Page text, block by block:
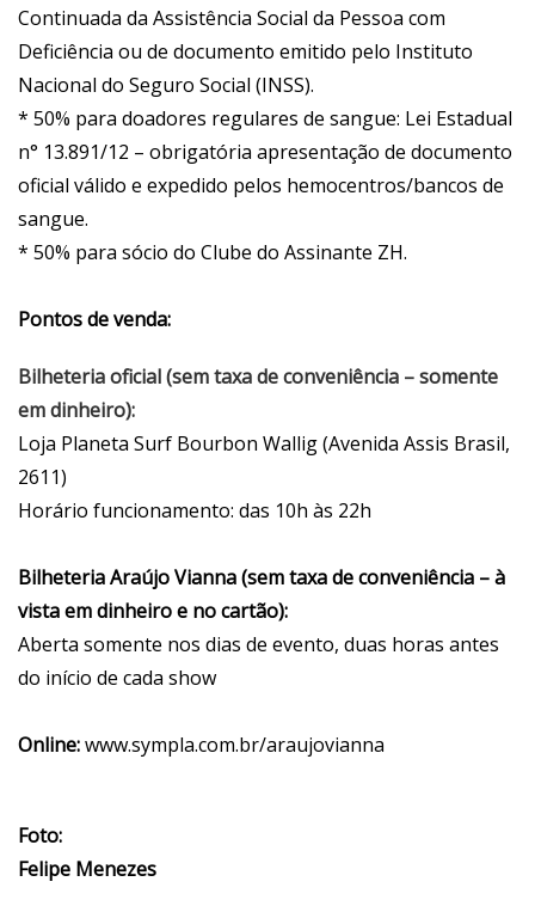
Continuada da Assistência Social da Pessoa com
Deficiência ou de documento emitido pelo Instituto
Nacional do Seguro Social (INSS).
* 50% para doadores regulares de sangue: Lei Estadual
n° 13.891/12 – obrigatória apresentação de documento
oficial válido e expedido pelos hemocentros/bancos de
sangue.
* 50% para sócio do Clube do Assinante ZH.
Pontos de venda:
Bilheteria oficial (sem taxa de conveniência – somente
em dinheiro):
Loja Planeta Surf Bourbon Wallig (Avenida Assis Brasil,
2611)
Horário funcionamento: das 10h às 22h
Bilheteria Araújo Vianna (sem taxa de conveniência – à
vista em dinheiro e no cartão):
Aberta somente nos dias de evento, duas horas antes
do início de cada show
Online:www.sympla.com.br/araujovianna
Foto:
Felipe Menezes